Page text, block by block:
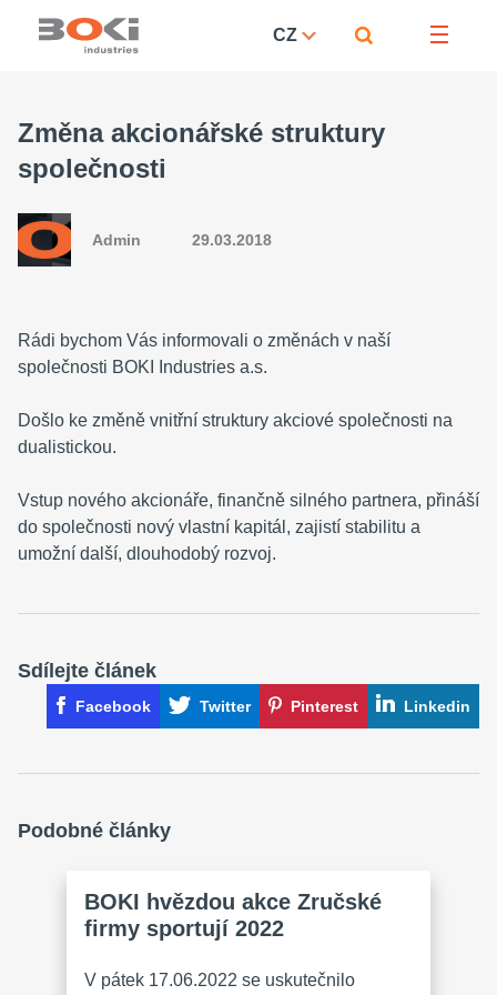
CZ
Změna akcionářské struktury
společnosti
Admin 29.03.2018
Rádi bychom Vás informovali o změnách v naší
společnosti BOKI Industries a.s.
Došlo ke změně vnitřní struktury akciové společnosti na
dualistickou.
Vstup nového akcionáře, finančně silného partnera, přináší
do společnosti nový vlastní kapitál, zajistí stabilitu a
umožní další, dlouhodobý rozvoj.
Sdílejte článek
Facebook Twitter Pinterest Linkedin
Podobné články
BOKI hvězdou akce Zručské
firmy sportují 2022
V pátek 17.06.2022 se uskutečnilo